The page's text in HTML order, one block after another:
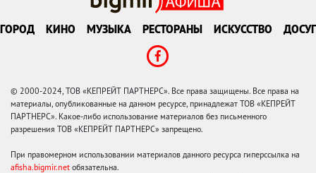
ГОРОД КИНО МУЗЫКА РЕСТОРАНЫ ИСКУССТВО ДОСУГ
© 2000-2024, ТОВ «КЕПРЕЙТ ПАРТНЕРС». Все права защищены. Все права на
материалы, опубликованные на данном ресурсе, принадлежат ТОВ «КЕПРЕЙТ
ПАРТНЕРС». Какое-либо использование материалов без письменного
разрешения ТОВ «КЕПРЕЙТ ПАРТНЕРС» запрещено.
При правомерном использовании материалов данного ресурса гиперссылка на
afisha.bigmir.net обязательна.